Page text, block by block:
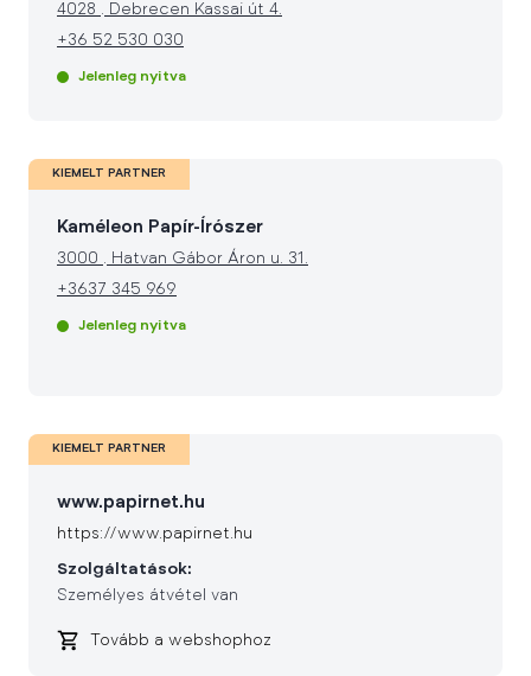
4028 . Debrecen Kassai út 4.
+36 52 530 030
Jelenleg nyitva
KIEMELT PARTNER
Kaméleon Papír-Írószer
3000 . Hatvan Gábor Áron u. 31.
+3637 345 969
Jelenleg nyitva
KIEMELT PARTNER
www.papirnet.hu
https://www.papirnet.hu
Szolgáltatások:
Személyes átvétel van
Tovább a webshophoz